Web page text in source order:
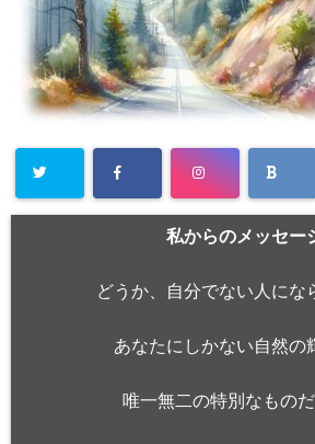
私からのメッセー
どうか、自分でない人にな
あなたにしかない自然の
唯一無二の特別なものだ